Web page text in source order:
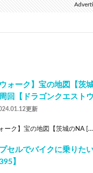
ウォーク】宝の地図【
回【ドラゴンクエスト
更新
ーク】宝の地図【茨城のNA
セルでバイクに乗りた
】